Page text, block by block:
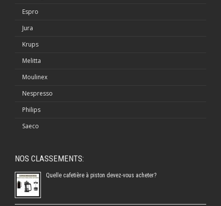
Espro
Jura
Krups
Melitta
Moulinex
Nespresso
Philips
Saeco
NOS CLASSEMENTS:
Quelle cafetière à piston devez-vous acheter?